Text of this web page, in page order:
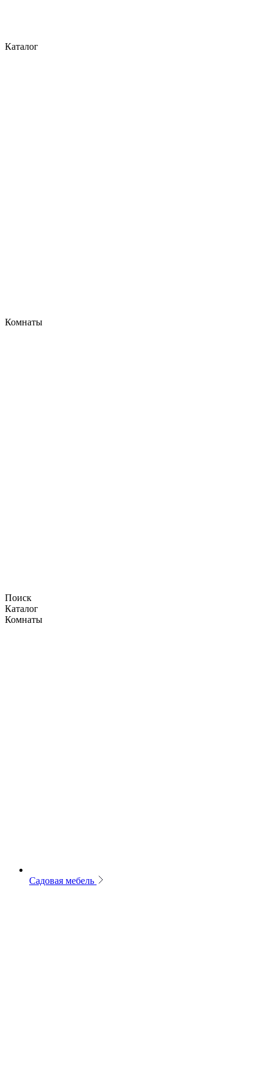
Каталог
Комнаты
Поиск
Каталог
Комнаты
Садовая мебель